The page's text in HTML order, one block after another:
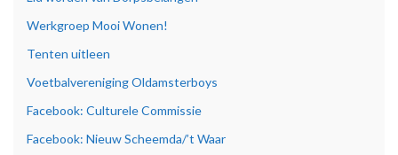
Werkgroep Mooi Wonen!
Tenten uitleen
Voetbalvereniging Oldamsterboys
Facebook: Culturele Commissie
Facebook: Nieuw Scheemda/’t Waar